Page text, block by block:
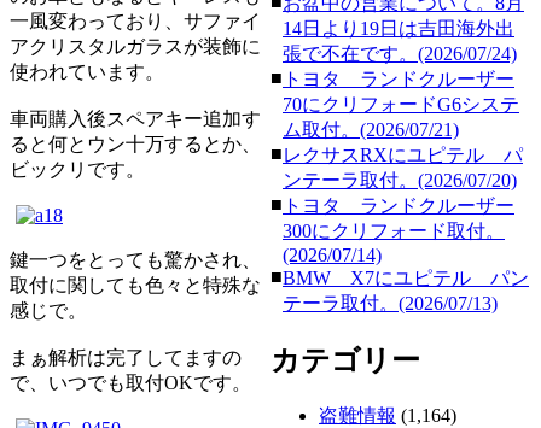
一風変わっており、サファイ
アクリスタルガラスが装飾に
使われています。
車両購入後スペアキー追加す
ると何とウン十万するとか、
ビックリです。
鍵一つをとっても驚かされ、
取付に関しても色々と特殊な
感じで。
まぁ解析は完了してますの
で、いつでも取付OKです。
14日より19日は吉田海外出
張で不在です。(2026/07/24)
■ トヨタ ランドクルーザー
70にクリフォードG6システ
ム取付。(2026/07/21)
■レクサスRXにユピテル パ
ンテーラ取付。(2026/07/20)
■ トヨタ ランドクルーザー
300にクリフォード取付。
(2026/07/14)
■BMW X7にユピテル パン
テーラ取付。(2026/07/13)
カテゴリー
盗難情報 (1,164)